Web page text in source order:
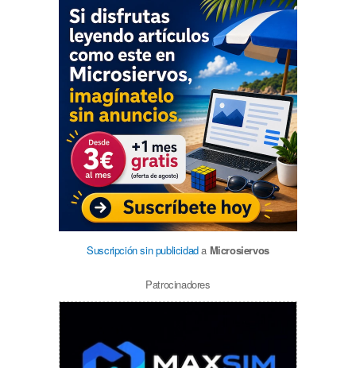
Suscripción sin publicidada Microsiervos
Patrocinadores